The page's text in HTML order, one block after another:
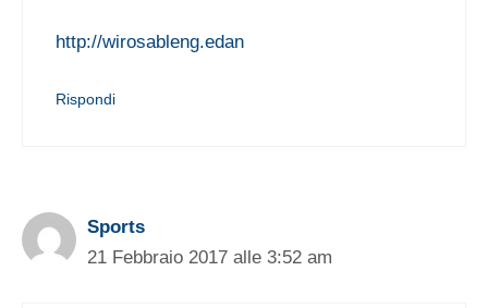
http://wirosableng.edan
Rispondi
Sports
21 Febbraio 2017 alle 3:52 am